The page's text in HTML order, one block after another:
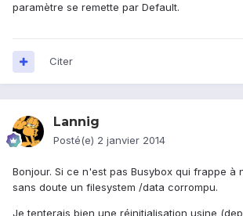
paramètre se remette par Default.
Citer
Lannig
Posté(e) 2 janvier 2014
Bonjour. Si ce n'est pas Busybox qui frappe à
sans doute un filesystem /data corrompu.
Je tenterais bien une réinitialisation usine